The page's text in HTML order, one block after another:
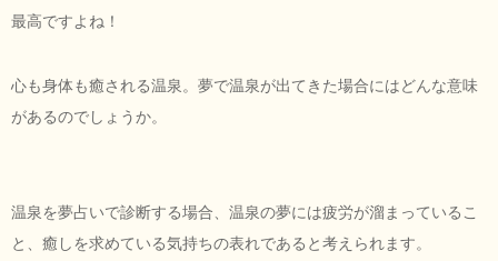
最高ですよね！
心も身体も癒される温泉。夢で温泉が出てきた場合にはどんな意味
があるのでしょうか。
温泉を夢占いで診断する場合、温泉の夢には疲労が溜まっているこ
と、癒しを求めている気持ちの表れであると考えられます。